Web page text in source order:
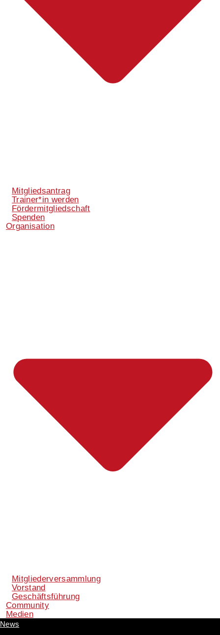
Mitgliedsantrag
Trainer*in werden
Fördermitgliedschaft
Spenden
Organisation
Mitgliederversammlung
Vorstand
Geschäftsführung
Community
Medien
News